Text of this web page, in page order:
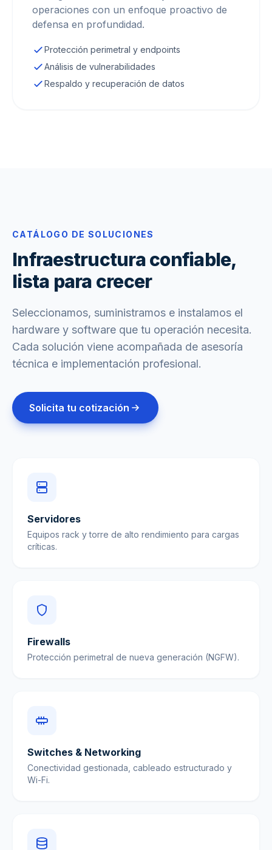
operaciones con un enfoque proactivo de
defensa en profundidad.
Protección perimetral y endpoints
Análisis de vulnerabilidades
Respaldo y recuperación de datos
CATÁLOGO DE SOLUCIONES
Infraestructura confiable,
lista para crecer
Seleccionamos, suministramos e instalamos el
hardware y software que tu operación necesita.
Cada solución viene acompañada de asesoría
técnica e implementación profesional.
Solicita tu cotización
Servidores
Equipos rack y torre de alto rendimiento para cargas
críticas.
Firewalls
Protección perimetral de nueva generación (NGFW).
Switches & Networking
Conectividad gestionada, cableado estructurado y
Wi-Fi.